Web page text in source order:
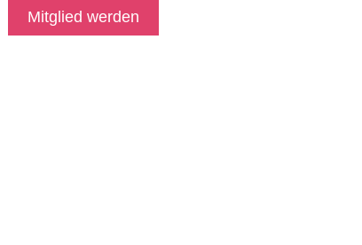
Mitglied werden